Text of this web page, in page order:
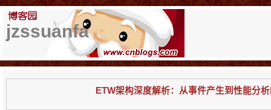
jzssuanfa
ETW架构深度解析：从事件产生到性能分